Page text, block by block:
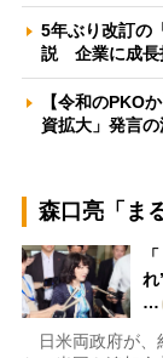
5年ぶり改訂の
説 企業に成長
【令和のPKO
資拡大」発言
森口亮「ま
れ
…
日米両政府が、